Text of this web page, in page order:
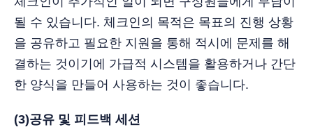
될 수 있습니다. 체크인의 목적은 목표의 진행 상황
을 공유하고 필요한 지원을 통해 적시에 문제를 해
결하는 것이기에 가급적 시스템을 활용하거나 간단
한 양식을 만들어 사용하는 것이 좋습니다.
(3)공유 및 피드백 세션